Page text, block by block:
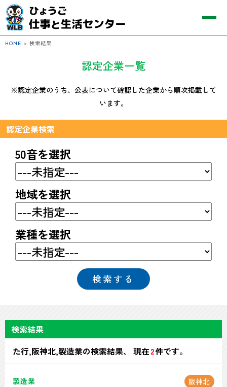
HOME > 検索結果
認定企業一覧
※認定企業のうち、公表について確認した企業から順次掲載して
います。
認定企業検索
50音を選択
地域を選択
業種を選択
検索結果
た行,阪神北,製造業の検索結果、 現在2件です。
製造業 阪神北